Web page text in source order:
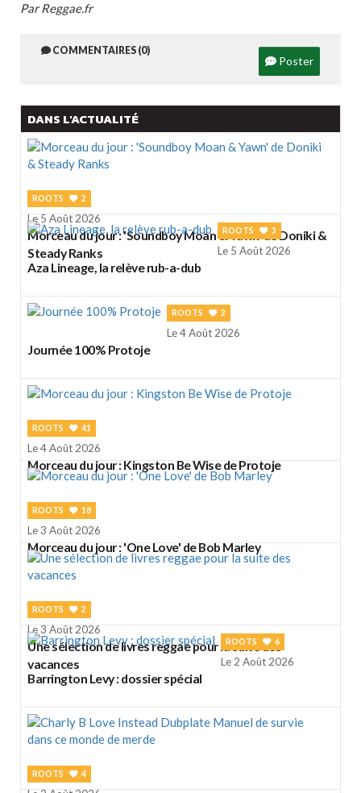
Par Reggae.fr
COMMENTAIRES (0)
Poster
DANS L'ACTUALITÉ
ROOTS 2
Le 5 Août 2026
Morceau du jour : 'Soundboy Moan & Yawn' de Doniki &
Steady Ranks
ROOTS 3
Le 5 Août 2026
Aza Lineage, la relève rub-a-dub
ROOTS 2
Le 4 Août 2026
Journée 100% Protoje
ROOTS 41
Le 4 Août 2026
Morceau du jour : Kingston Be Wise de Protoje
ROOTS 18
Le 3 Août 2026
Morceau du jour : 'One Love' de Bob Marley
ROOTS 2
Le 3 Août 2026
Une sélection de livres reggae pour la suite des
vacances
ROOTS 6
Le 2 Août 2026
Barrington Levy : dossier spécial
ROOTS 4